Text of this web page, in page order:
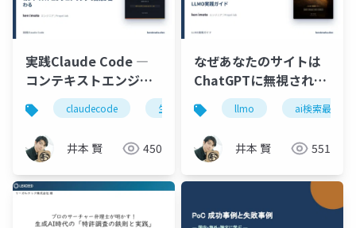
実践Claude Code ―
コンテキストエンジニ
アリングで開発が変わ
る（入門）
claudecode 生成ai コンテキストエンジニアリン
井本 賢 450
なぜあなたのサイトは
ChatGPTに無視される
のか ― LLMO(AI検索最
適化)入門
llmo ai検索最適化
井本 賢 551